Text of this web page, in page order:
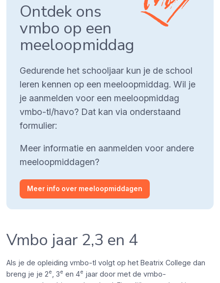
Ontdek ons
vmbo op een
meeloopmiddag
Gedurende het schooljaar kun je de school
leren kennen op een meeloopmiddag. Wil je
je aanmelden voor een meeloopmiddag
vmbo-tl/havo? Dat kan via onderstaand
formulier:
Meer informatie en aanmelden voor andere
meeloopmiddagen?
Meer info over meeloopmiddagen
Vmbo jaar 2,3 en 4
Als je de opleiding vmbo-tl volgt op het Beatrix College dan
breng je je 2e , 3e en 4e jaar door met de vmbo-